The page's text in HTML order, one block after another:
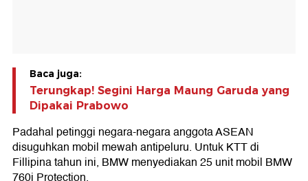
Baca juga:
Terungkap! Segini Harga Maung Garuda yang
Dipakai Prabowo
Padahal petinggi negara-negara anggota ASEAN
disuguhkan mobil mewah antipeluru. Untuk KTT di
Fillipina tahun ini, BMW menyediakan 25 unit mobil BMW